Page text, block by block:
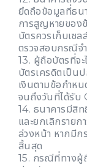
ยึดถือข้อมูลที่ธน
การสูญหายของ
บัตรควรเก็บเซล
ตรวจสอบกรณีจ
13. ผู้ถือบัตรที่จ
บัตรเครดิตเป็นป
เงินตามข้อกำห
จนถึงวันที่ได้รับ
14. ธนาคารมีสิ
และยกเลิกรายก
ล่วงหน้า หากมี
สิ้นสุด
15. กรณีที่ทางผู้ถื